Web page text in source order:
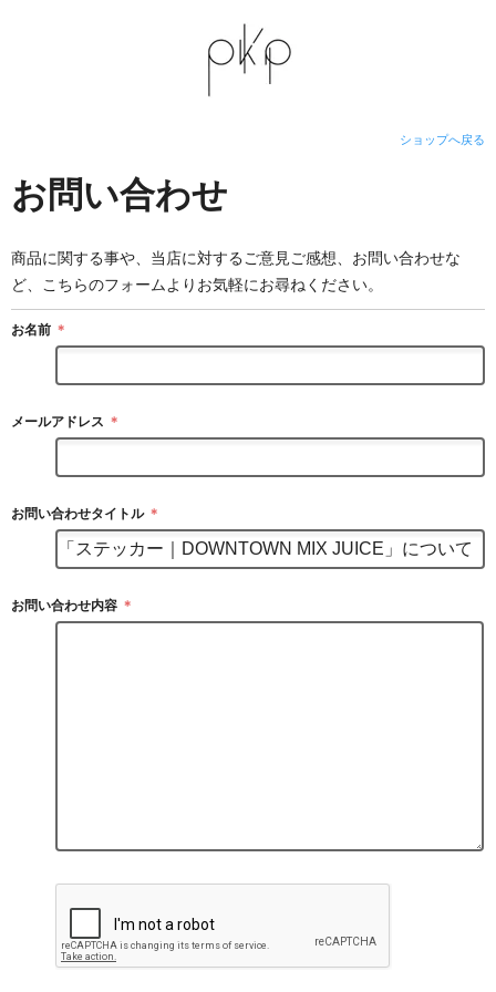
ショップへ戻る
お問い合わせ
商品に関する事や、当店に対するご意見ご感想、お問い合わせな
ど、こちらのフォームよりお気軽にお尋ねください。
お名前 ＊
メールアドレス ＊
お問い合わせタイトル ＊
お問い合わせ内容 ＊